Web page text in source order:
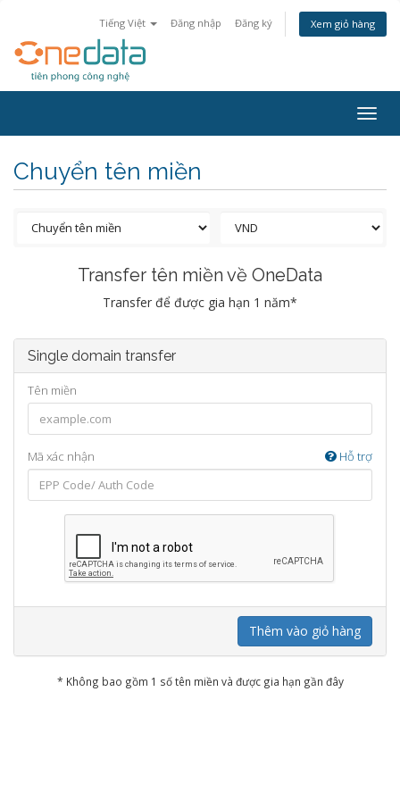
Tiếng Việt Đăng nhập Đăng ký Xem giỏ hàng
Chuyển tên miền
Transfer tên miền về OneData
Transfer để được gia hạn 1 năm*
Single domain transfer
Tên miền
Mã xác nhận Hỗ trợ
Thêm vào giỏ hàng
* Không bao gồm 1 số tên miền và được gia hạn gần đây